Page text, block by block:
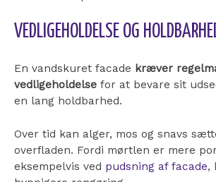
VEDLIGEHOLDELSE OG
En vandskuret facade kræver
vedligeholdelse for at bevare sit
en lang holdbarhed.
Over tid kan alger, mos og snavs
overfladen. Fordi mørtlen er mere
eksempelvis ved pudsning af facade,